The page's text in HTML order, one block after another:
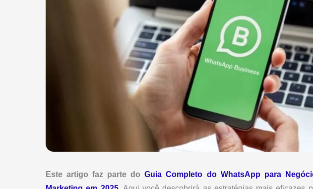
Este artigo faz parte doGuia Completo do WhatsApp para